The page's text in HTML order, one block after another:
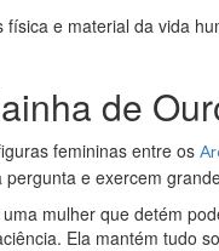
e material da vida
de
femininas entre os
e exercem
mulher que detém
Ela mantém tudo